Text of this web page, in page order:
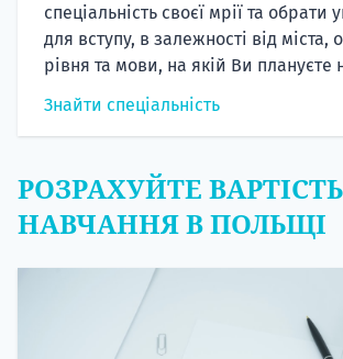
спеціальність своєї мрії та обрати
для вступу, в залежності від міста,
рівня та мови, на якій Ви плануєте
Знайти спеціальність
РОЗРАХУЙТЕ ВАРТІСТЬ
НАВЧАННЯ В ПОЛЬЩІ